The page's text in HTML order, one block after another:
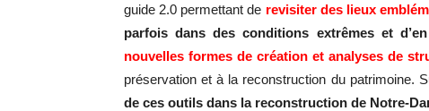
guide 2.0 permettant de revisiter des lieux
parfois dans des conditions extrêmes et
nouvelles formes de création et analyses de
préservation et à la reconstruction du patrimoine.
de ces outils dans la reconstruction de Notre-